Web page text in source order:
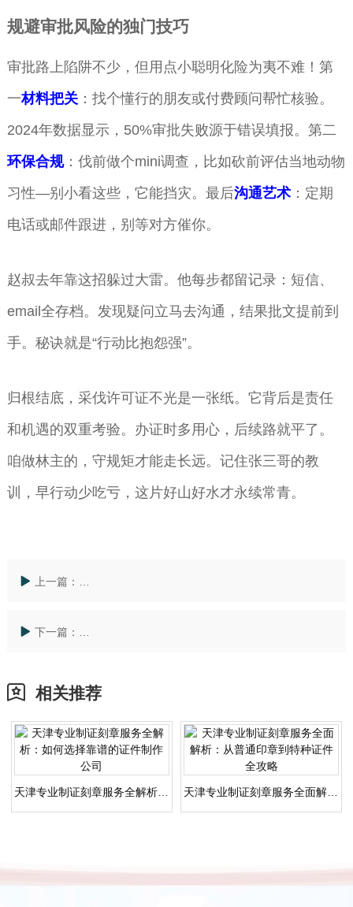
规避审批风险的独门技巧
审批路上陷阱不少，但用点小聪明化险为夷不难！第
一材料把关：找个懂行的朋友或付费顾问帮忙核验。
2024年数据显示，50%审批失败源于错误填报。第二
环保合规：伐前做个mini调查，比如砍前评估当地动物
习性—别小看这些，它能挡灾。最后沟通艺术：定期
电话或邮件跟进，别等对方催你。
赵叔去年靠这招躲过大雷。他每步都留记录：短信、
email全存档。发现疑问立马去沟通，结果批文提前到
手。秘诀就是“行动比抱怨强”。
归根结底，采伐许可证不光是一张纸。它背后是责任
和机遇的双重考验。办证时多用心，后续路就平了。
咱做林主的，守规矩才能走长远。记住张三哥的教
训，早行动少吃亏，这片好山好水才永续常青。
上一篇：
下一篇：
相关推荐
天津专业制证刻章服务全解析：如何选择靠谱的证件制作公司 天津专业制证刻章服务全面解析：从普通印章到特种证件全攻略